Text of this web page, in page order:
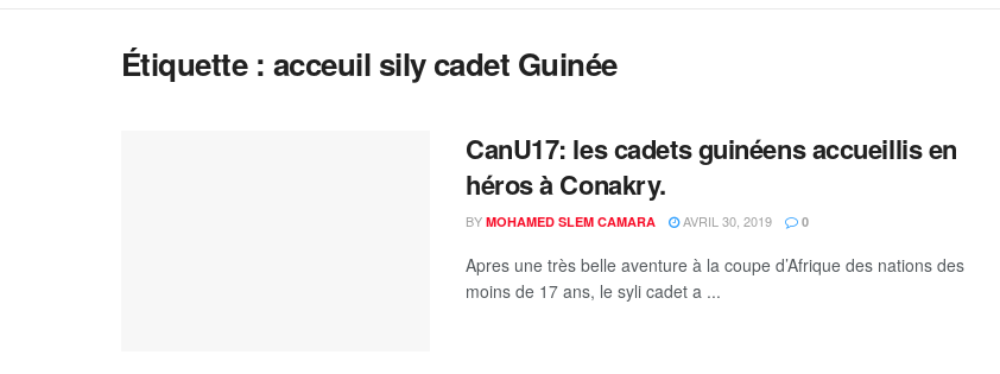
Étiquette : acceuil sily cadet Guinée
CanU17: les cadets guinéens accueillis en
héros à Conakry.
BY MOHAMED SLEM CAMARA AVRIL 30, 2019 0
Apres une très belle aventure à la coupe d’Afrique des nations des
moins de 17 ans, le syli cadet a ...